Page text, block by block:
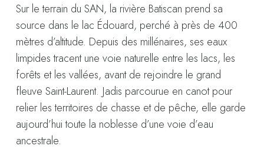
Sur le terrain du SAN, la rivière Batiscan prend sa
source dans le lac Édouard, perché à près de 400
mètres d’altitude. Depuis des millénaires, ses eaux
limpides tracent une voie naturelle entre les lacs, les
forêts et les vallées, avant de rejoindre le grand
fleuve Saint-Laurent. Jadis parcourue en canot pour
relier les territoires de chasse et de pêche, elle garde
aujourd’hui toute la noblesse d’une voie d’eau
ancestrale.